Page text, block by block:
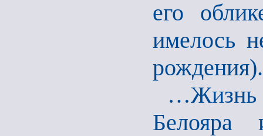
его
имелось
…Жизнь
Белояра